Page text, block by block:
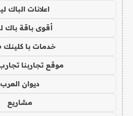
اعلانات الباك
أقوى باقة باك
خدمات با كلينك 2026
موقع تجاربنا
ديوان العرب
مشاريع